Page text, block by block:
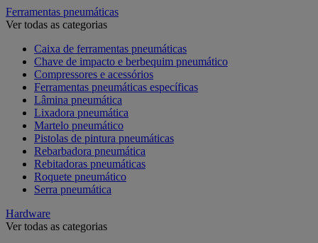
Ferramentas pneumáticas
Ver todas as categorias
Caixa de ferramentas pneumáticas
Chave de impacto e berbequim pneumático
Compressores e acessórios
Ferramentas pneumáticas específicas
Lâmina pneumática
Lixadora pneumática
Martelo pneumático
Pistolas de pintura pneumáticas
Rebarbadora pneumática
Rebitadoras pneumáticas
Roquete pneumático
Serra pneumática
Hardware
Ver todas as categorias